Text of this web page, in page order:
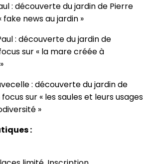
: découverte du jardin de Pierre
news au jardin »
: découverte du jardin de
sur « la mare créée à
: découverte du jardin de
sur « les saules et leurs usages
»
: